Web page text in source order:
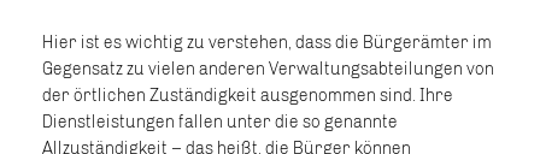
Hier ist es wichtig zu verstehen, dass die Bürgerämter im
Gegensatz zu vielen anderen Verwaltungsabteilungen von
der örtlichen Zuständigkeit ausgenommen sind. Ihre
Dienstleistungen fallen unter die so genannte
Allzuständigkeit – das heißt, die Bürger können